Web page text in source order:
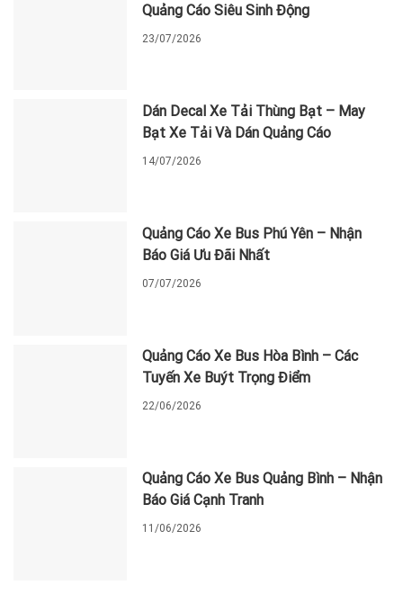
Quảng Cáo Siêu Sinh Động
23/07/2026
Dán Decal Xe Tải Thùng Bạt – May
Bạt Xe Tải Và Dán Quảng Cáo
14/07/2026
Quảng Cáo Xe Bus Phú Yên – Nhận
Báo Giá Ưu Đãi Nhất
07/07/2026
Quảng Cáo Xe Bus Hòa Bình – Các
Tuyến Xe Buýt Trọng Điểm
22/06/2026
Quảng Cáo Xe Bus Quảng Bình – Nhận
Báo Giá Cạnh Tranh
11/06/2026